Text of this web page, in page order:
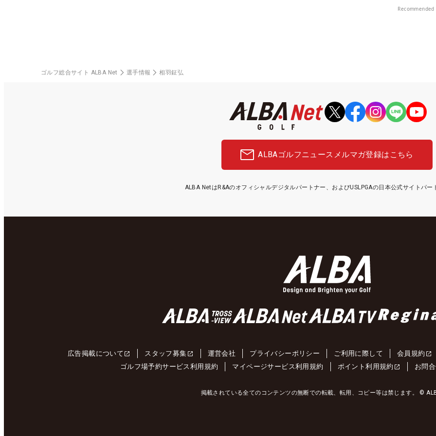
Recommended
ゴルフ総合サイト ALBA Net 選手情報 相羽鉦弘
ALBAゴルフニュース メルマガ登録はこちら
ALBA NetはR&Aのオフィシャルデジタルパートナー、およびUSLPGAの日本公式サイトパー
広告掲載について スタッフ募集 運営会社 プライバシーポリシー ご利用に際して 会員規約
ゴルフ場予約サービス利用規約
マイページサービス利用規約 ポイント利用規約 お問
掲載されている全てのコンテンツの無断での転載、転用、コピー等は禁じます。 ©